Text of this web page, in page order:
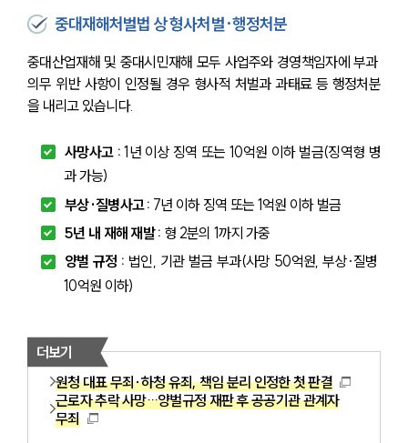
중대재해처벌법 상 형사처벌·행정처분
중대산업재해 및 중대시민재해 모두 사업주와 경영책임자에 부과
의무 위반 사항이 인정될 경우 형사적 처벌과 과태료 등 행정처분
을 내리고 있습니다.
사망사고 : 1년 이상 징역 또는 10억원 이하 벌금(징역형 병
과 가능)
부상·질병사고 : 7년 이하 징역 또는 1억원 이하 벌금
5년 내 재해 재발 : 형 2분의 1까지 가중
양벌 규정 : 법인, 기관 벌금 부과(사망 50억원, 부상·질병
10억원 이하)
더보기
원청 대표 무죄∙하청 유죄, 책임 분리 인정한 첫 판결
근로자 추락 사망…양벌규정 재판 후 공공기관 관계자
무죄